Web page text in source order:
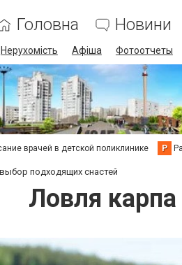
Головна Новини
Нерухомість Афіша Фотоотчеты
врачей в детской поликлинике Р
подходящих снастей
Ловля